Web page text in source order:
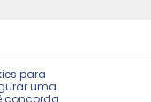
para
uma
concorda